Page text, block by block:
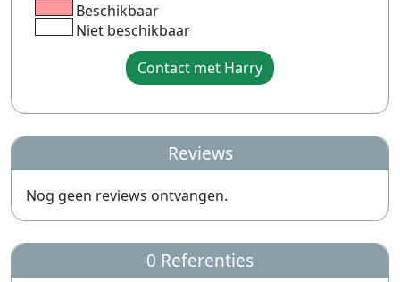
Beschikbaar
Niet beschikbaar
Contact met Harry
Reviews
Nog geen reviews ontvangen.
0 Referenties